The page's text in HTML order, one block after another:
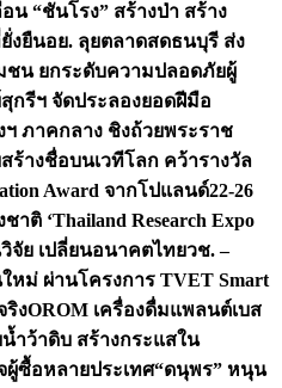
น “ชันโรง” สร้างป่า สร้าง
งยืนอย. ลุยตลาดสดธนบุรี ส่ง
ชน ยกระดับความปลอดภัยผู้
กรีฯ จัดประลองยอดฝีมือ
ฯ ภาคกลาง ชิงถ้วยพระราช
ร้างชื่อบนเวทีโลก คว้ารางวัล
Award จากโปแลนด์22-26
ติ ‘Thailand Research Expo
วิจัย เปลี่ยนอนาคตไทยวช. –
ม่ ผ่านโครงการ TVET Smart
ริงOROM เครื่องดื่มแพลนต์เบส
ำว้าดิบ สร้างกระแสใน
ผู้ซื้อหลายประเทศ“ดนุพร” หนุน